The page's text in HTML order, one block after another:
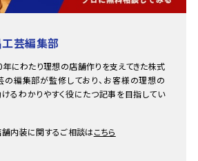
工芸編集部
にわたり理想の店舗作りを支えてきた株式
編集部が監修しており、お客様の理想の
るわかりやすく役にたつ記事を目指してい
内装に関するご相談はこちら